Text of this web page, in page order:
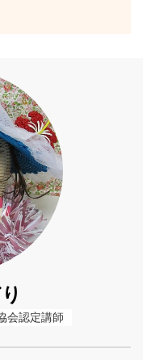
会認定講師